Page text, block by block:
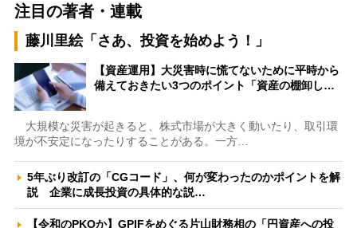
注目の著者・連載
藤川里絵「さあ、投資を始めよう！」
【資産運用】大災害時に慌てないために平時から
備えておきたい3つのポイント「資産の棚卸し…
大規模な災害が起きると、株式市場が大きく動いたり、取引環
境が不安定になったりすることがある。一方…
5年ぶり改訂の「CGコード」、何が変わったのかポイントを解
説 企業に成長投資の具体的な説…
【令和のPKOか】GPIFをめぐる片山財務相の「円資産への投